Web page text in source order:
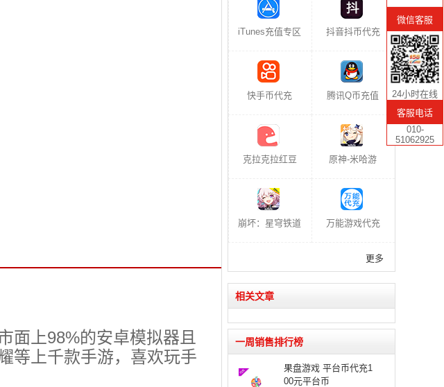
iTunes充值专区 抖音抖币代充
快手币代充 腾讯Q币充值
克拉克拉红豆 原神-米哈游
崩坏：星穹铁道 万能游戏代充
更多
相关文章
一周销售排行榜
果盘游戏 平台币代充1
00元平台币
面上98%的安卓模拟器且
等上千款手游，喜欢玩手
微信客服
24小时在线
客服电话
010-
51062925